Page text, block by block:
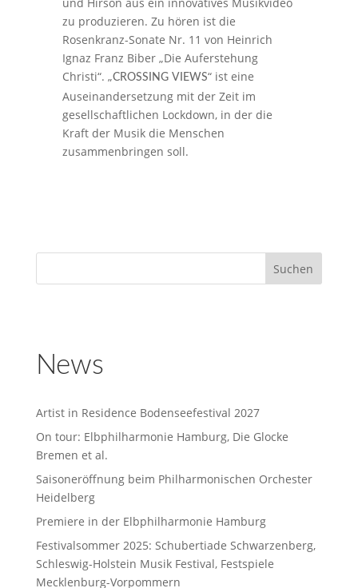
und Hirson aus ein innovatives Musikvideo
zu produzieren. Zu hören ist die
Rosenkranz-Sonate Nr. 11 von Heinrich
Ignaz Franz Biber „Die Auferstehung
Christi“. „CROSSING VIEWS“ ist eine
Auseinandersetzung mit der Zeit im
gesellschaftlichen Lockdown, in der die
Kraft der Musik die Menschen
zusammenbringen soll.
News
Artist in Residence Bodenseefestival 2027
On tour: Elbphilharmonie Hamburg, Die Glocke
Bremen et al.
Saisoneröffnung beim Philharmonischen Orchester
Heidelberg
Premiere in der Elbphilharmonie Hamburg
Festivalsommer 2025: Schubertiade Schwarzenberg,
Schleswig-Holstein Musik Festival, Festspiele
Mecklenburg-Vorpommern